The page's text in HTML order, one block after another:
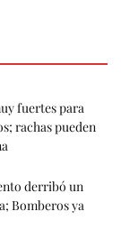
fuertes para
rachas pueden
derribó un
Bomberos ya